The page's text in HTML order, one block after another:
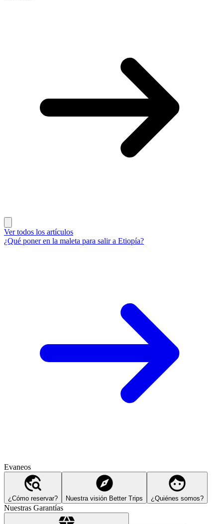
Ver todos los artículos
¿Qué poner en la maleta para salir a Etiopía?
Evaneos
¿Cómo reservar? Nuestra visión Better Trips ¿Quiénes somos?
Nuestras Garantías